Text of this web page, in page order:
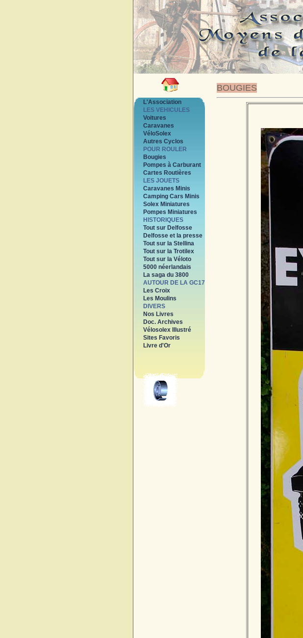
BOUGIES
L'Association
LES VEHICULES
Voitures
Caravanes
VéloSolex
Autres Cyclos
POUR ROULER
Bougies
Pompes à Carburant
Cartes Routières
LES JOUETS
Caravanes Minis
Camping Cars Minis
Solex Miniatures
Pompes Miniatures
HISTORIQUES
Tout sur Delfosse
Delfosse et la presse
Tout sur la Stellina
Tout sur la Trotilex
Tout sur la Véloto
5000 néerlandais
La saga du 3800
AUTOUR DE LA GC17
Les Croix
Les Moulins
DIVERS
Nos Livres
Doc. Archives
Vélosolex Illustré
Sites Favoris
Livre d'Or